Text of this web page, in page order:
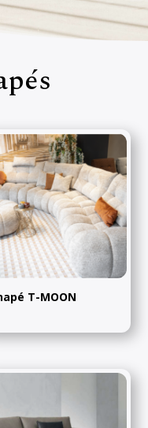
T-MOON